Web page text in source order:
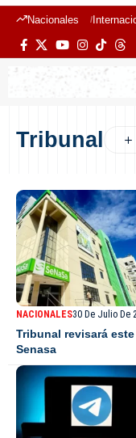
Nacionales
Tribunal
NACIONALES30 De Julio De
Tribunal revisará
Senasa